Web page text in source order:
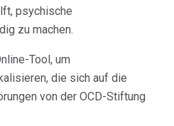
psychische
zu machen.
Tool, um
die sich auf die
von der OCD-Stiftung